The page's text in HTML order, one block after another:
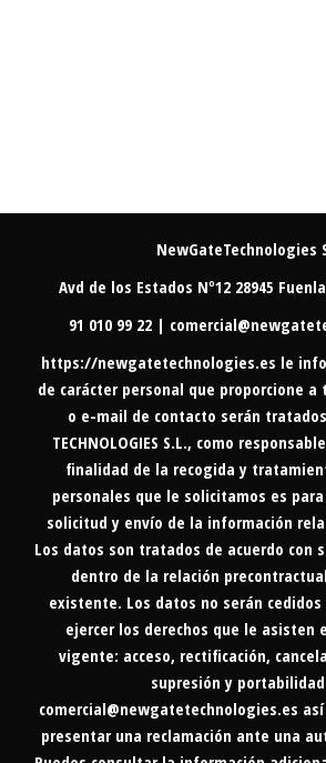
NewGateTechnologies
Avd de los Estados Nº12 28945
91 010 99 22 |
https://newgatetechnologies.es le
de carácter personal que proporcione
o e-mail de contacto serán tratados
TECHNOLOGIES S.L., como
finalidad de la recogida y
personales que le solicitamos es
solicitud y envío de la información
Los datos son tratados de acuerdo con
dentro de la relación
existente. Los datos no serán cedidos
ejercer los derechos que le asisten
vigente: acceso, rectificación,
supresión y
comercial@newgatetechnologies.es
presentar una reclamación ante una